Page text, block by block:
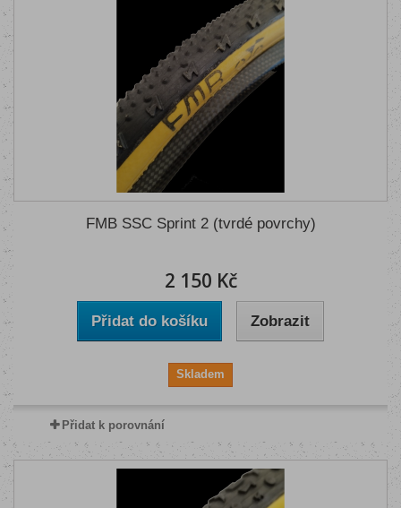
FMB SSC Sprint 2 (tvrdé povrchy)
2 150 Kč
Přidat do košíku Zobrazit
Skladem
Přidat k porovnání